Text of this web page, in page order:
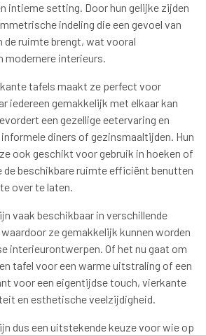
intieme setting. Door hun gelijke zijden
indeling die een gevoel van
de ruimte brengt, wat vooral
modernere interieurs.
tafels maakt ze perfect voor
iedereen gemakkelijk met elkaar kan
een gezellige eetervaring en
diners of gezinsmaaltijden. Hun
ook geschikt voor gebruik in hoeken of
de beschikbare ruimte efficiënt benutten
over te laten.
vaak beschikbaar in verschillende
ze gemakkelijk kunnen worden
interieurontwerpen. Of het nu gaat om
tafel voor een warme uitstraling of een
voor een eigentijdse touch, vierkante
en esthetische veelzijdigheid.
dus een uitstekende keuze voor wie op